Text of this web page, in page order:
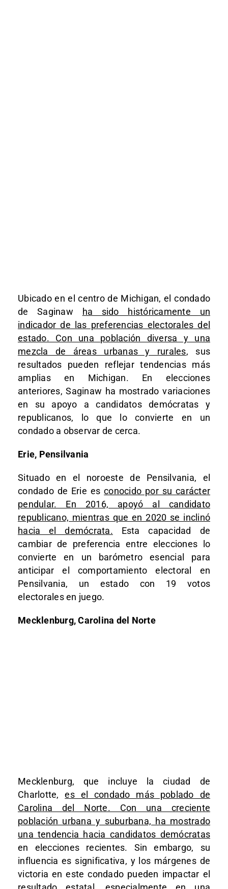
Ubicado en el centro de Michigan, el condado
de Saginaw ha sido históricamente un
indicador de las preferencias electorales del
estado. Con una población diversa y una
mezcla de áreas urbanas y rurales, sus
resultados pueden reflejar tendencias más
amplias en Michigan. En elecciones
anteriores, Saginaw ha mostrado variaciones
en su apoyo a candidatos demócratas y
republicanos, lo que lo convierte en un
condado a observar de cerca.
Erie, Pensilvania
Situado en el noroeste de Pensilvania, el
condado de Erie esconocido por su carácter
pendular. En 2016, apoyó al candidato
republicano, mientras que en 2020 se inclinó
hacia el demócrata. Esta capacidad de
cambiar de preferencia entre elecciones lo
convierte en un barómetro esencial para
anticipar el comportamiento electoral en
Pensilvania, un estado con 19 votos
electorales en juego.
Mecklenburg, Carolina del Norte
Mecklenburg, que incluye la ciudad de
Charlotte,es el condado más poblado de
Carolina del Norte. Con una creciente
población urbana y suburbana, ha mostrado
una tendencia hacia candidatos demócratas
en elecciones recientes. Sin embargo, su
influencia es significativa, y los márgenes de
victoria en este condado pueden impactar el